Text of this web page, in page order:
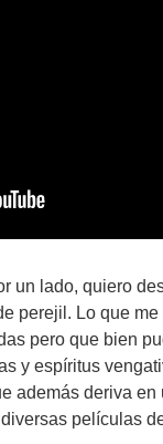
un lado, quiero
perejil. Lo que
pero que bien
y espíritus
además deriva
películas